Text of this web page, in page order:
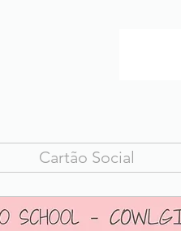
Cartão Social